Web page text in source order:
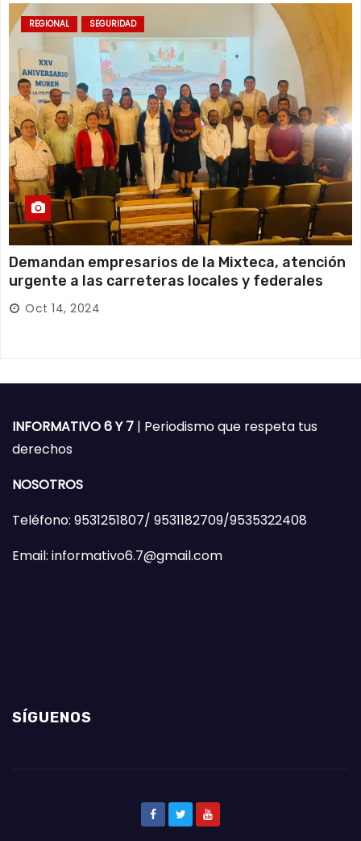
REGIONAL SEGURIDAD
Demandan empresarios de la Mixteca, atención
urgente a las carreteras locales y federales
Oct 14, 2024
INFORMATIVO 6 Y 7 | Periodismo que respeta tus
derechos
NOSOTROS
Teléfono: 9531251807/ 9531182709/9535322408
Email: informativo6.7@gmail.com
SÍGUENOS